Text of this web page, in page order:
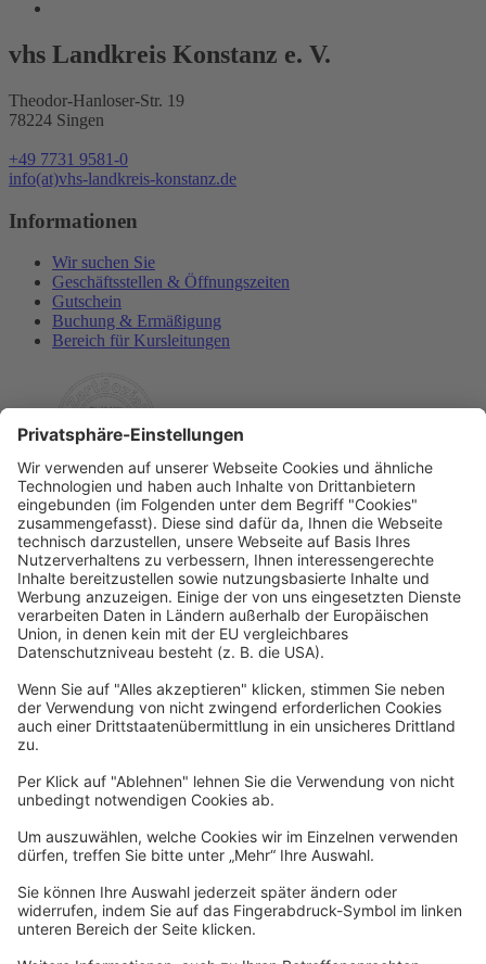
vhs Landkreis Konstanz e. V.
Theodor-Hanloser-Str. 19
78224 Singen
+49 7731 9581-0
info(at)vhs-landkreis-konstanz.de
Informationen
Wir suchen Sie
Geschäftsstellen & Öffnungszeiten
Gutschein
Buchung & Ermäßigung
Bereich für Kursleitungen
Rechtliches
Allgemeine Geschäftsbedingungen
Widerrufsbelehrung
Datenschutzerklärung
Barrierefreiheitserklärung
Impressum
Newsletter
Per E-Mail informieren wir Sie über interessante Angebote.
Zum Newsletter anmelden
vhs Post
Zur vhs Post anmelden
Kontrast